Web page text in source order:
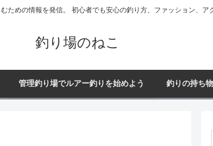
ための情報を発信。 初心者でも安心の釣り方、ファッション、ア
釣り場のねこ
管理釣り場でルアー釣りを始めよう 釣りの持ち物